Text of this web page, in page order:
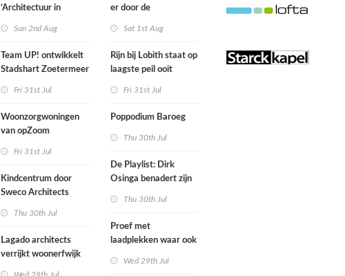
‘Architectuur in
Sun 2nd Aug
Team UP! ontwikkelt
Stadshart Zoetermeer
Fri 31st Jul
Woonzorgwoningen
van opZoom
nieuwbouw en oude
industriële panden
Fri 31st Jul
Kindcentrum door
Sweco Architects
buitenruimte samen in
hart van dorp
Thu 30th Jul
Lagado architects
verrijkt woonerfwijk
er door de
anders gaan uitzien
Sat 1st Aug
Rijn bij Lobith staat op
laagste peil ooit
Fri 31st Jul
Poppodium Baroeg
Thu 30th Jul
De Playlist: Dirk
Osinga benadert zijn
Thu 30th Jul
Proef met
laadplekken waar ook
Wed 29th Jul